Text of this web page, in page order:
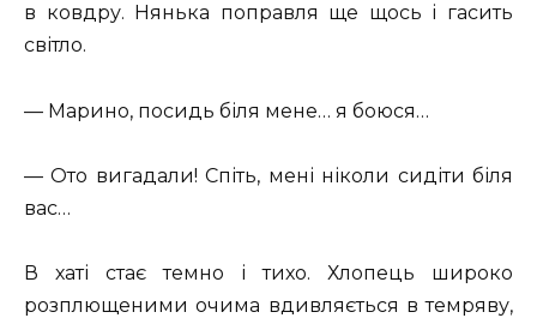
в ковдру. Нянька поправля ще щось і гасить
світло.
— Марино, посидь біля мене… я боюся…
— Ото вигадали! Спіть, мені ніколи сидіти біля
вас…
В хаті стає темно і тихо. Хлопець широко
розплющеними очима вдивляється в темряву,